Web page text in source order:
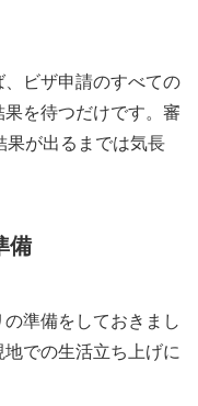
ビザ申請のすべての
を待つだけです。審
果が出るまでは気長
備
準備をしておきまし
での生活立ち上げに